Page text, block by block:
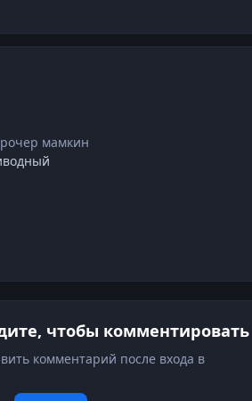
мамкин
чтобы комментировать
комментарий после входа в